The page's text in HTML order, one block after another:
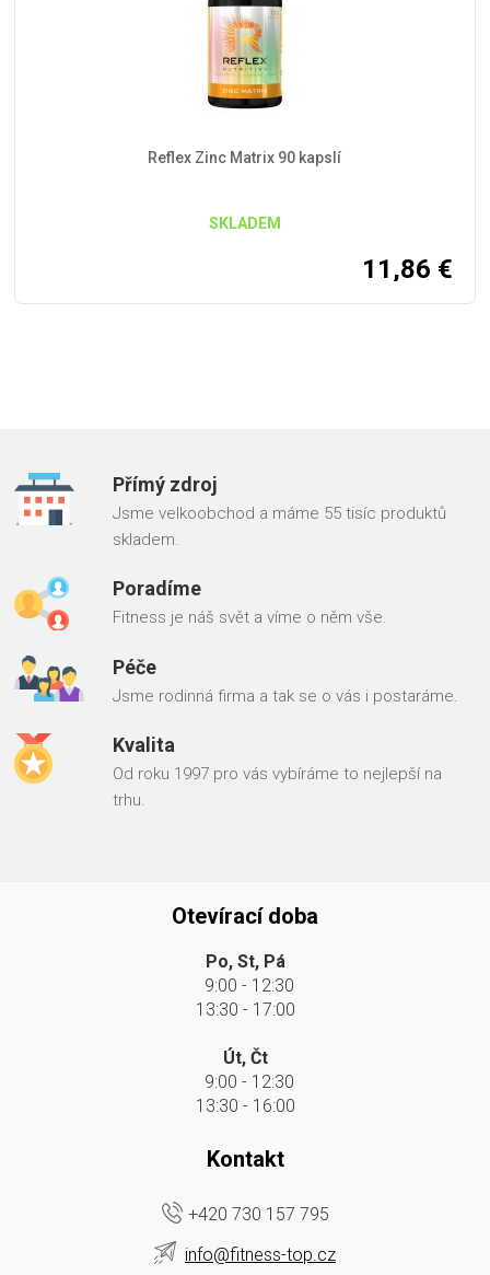
Reflex Zinc Matrix 90 kapslí
SKLADEM
11,86 €
Přímý zdroj
Jsme velkoobchod a máme 55 tisíc produktů
skladem.
Poradíme
Fitness je náš svět a víme o něm vše.
Péče
Jsme rodinná firma a tak se o vás i postaráme.
Kvalita
Od roku 1997 pro vás vybíráme to nejlepší na
trhu.
Otevírací doba
Po, St, Pá
9:00 - 12:30
13:30 - 17:00
Út, Čt
9:00 - 12:30
13:30 - 16:00
Kontakt
+420 730 157 795
info@fitness-top.cz